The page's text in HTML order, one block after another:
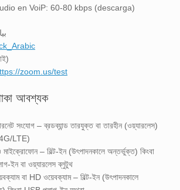
en VoiP: 60-80 kbps (descarga)
zoom.us/test
আবশ্যক
সংযোগ – ব্রডব্যান্ড তারযুক্ত বা তারহীন (ওয়্যারলেস)
LTE)
মাইক্রোফোন – বিল্ট-ইন (উৎপাদনকালে অন্তর্ভুক্ত) কিংবা
ইন বা ওয়্যারলেস ব্লুটুথ
বা HD ওয়েবক্যাম – বিল্ট-ইন (উৎপাদনকালে